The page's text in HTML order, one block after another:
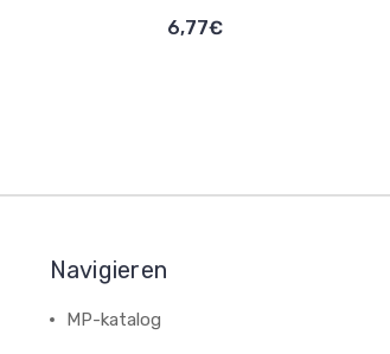
6,77€
Navigieren
MP-katalog